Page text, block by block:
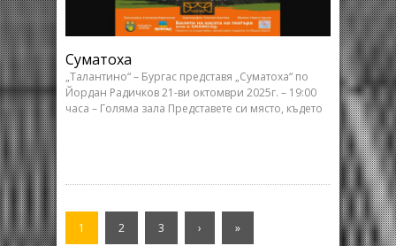
Суматоха
„Талантино“ – Бургас представя „Суматоха“ по
Йордан Радичков 21-ви октомври 2025г. – 19:00
часа – Голяма зала Представете си място, където
1 2 3 › »